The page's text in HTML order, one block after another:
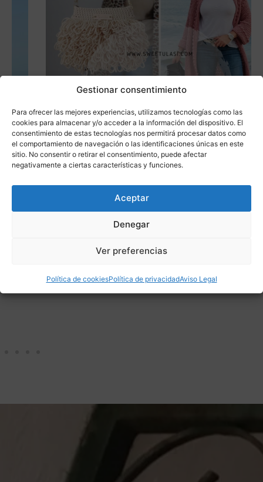
Gestionar consentimiento
Para ofrecer las mejores experiencias, utilizamos tecnologías como las
cookies para almacenar y/o acceder a la información del dispositivo. El
consentimiento de estas tecnologías nos permitirá procesar datos como
el comportamiento de navegación o las identificaciones únicas en este
sitio. No consentir o retirar el consentimiento, puede afectar
negativamente a ciertas características y funciones.
Aceptar
Denegar
Ver preferencias
Política de cookiesPolítica de privacidadAviso Legal
Saber más
Pack patrones otoño-invierno19 / 4 patrones